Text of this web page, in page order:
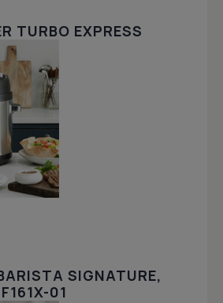
TURBO EXPRESS
SIGNATURE,
01